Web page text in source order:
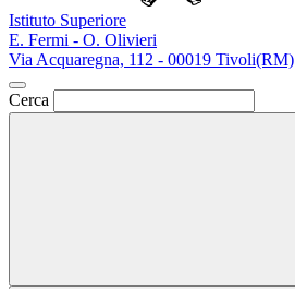
Istituto Superiore
E. Fermi - O. Olivieri
Via Acquaregna, 112 - 00019 Tivoli(RM)
Cerca